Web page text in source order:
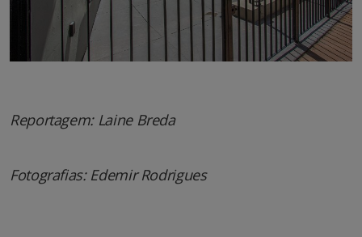
Reportagem: Laine Breda
Fotografias: Edemir Rodrigues